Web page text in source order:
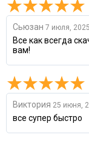
Сьюзан 7 июля, 2025
Все как всегда
вам!
Виктория 25 июня,
все супер быстро